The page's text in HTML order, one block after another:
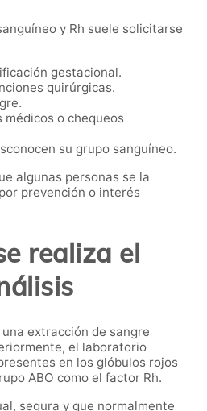
y Rh suele solicitarse
gestacional.
quirúrgicas.
médicos o chequeos
su grupo sanguíneo.
algunas personas se la
prevención o interés
realiza el
extracción de sangre
el laboratorio
en los glóbulos rojos
ABO como el factor Rh.
segura y que normalmente